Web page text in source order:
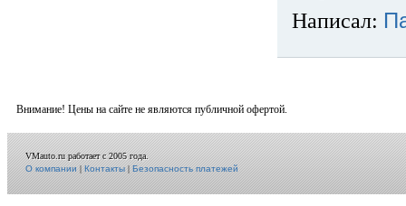
Написал:
Внимание! Цены на сайте не являются публичной офертой.
VMauto.ru работает с 2005 года.
О компании|Контакты|Безопасность платежей